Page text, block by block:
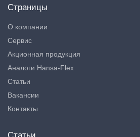
Страницы
О компании
Сервис
Акционная продукция
Аналоги Hansa-Flex
Статьи
Вакансии
Контакты